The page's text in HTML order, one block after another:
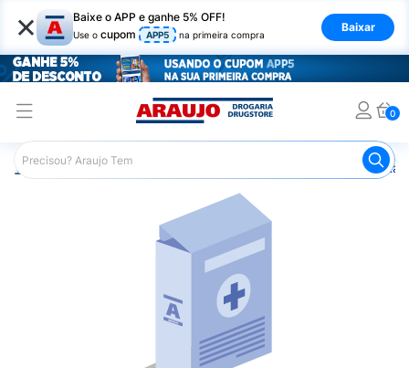
× Baixe o APP e ganhe 5% OFF!
Use o cupom APP5 na primeira compra
Baixar
0
Araujo Saúde e Bem Estar